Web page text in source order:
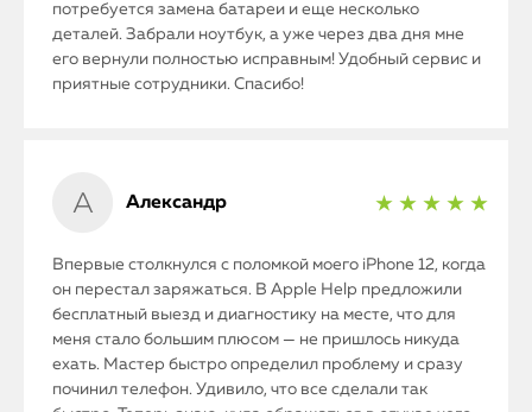
потребуется замена батареи и еще несколько
деталей. Забрали ноутбук, а уже через два дня мне
его вернули полностью исправным! Удобный сервис и
приятные сотрудники. Спасибо!
Александр ★ ★ ★ ★ ★
Впервые столкнулся с поломкой моего iPhone 12, когда
он перестал заряжаться. В Apple Help предложили
бесплатный выезд и диагностику на месте, что для
меня стало большим плюсом — не пришлось никуда
ехать. Мастер быстро определил проблему и сразу
починил телефон. Удивило, что все сделали так